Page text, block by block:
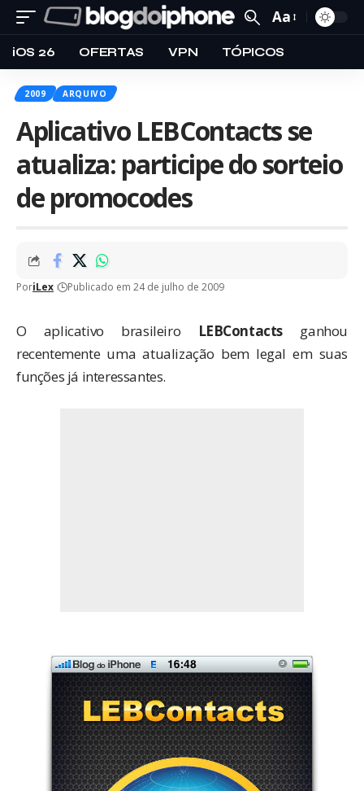
Aa
iOS 26 OFERTAS VPN TÓPICOS
2009 ARQUIVO
Aplicativo LEBContacts se
atualiza: participe do sorteio
de promocodes
PoriLex Publicado em 24 de julho de 2009
O aplicativo brasileiro LEBContacts ganhou
recentemente uma atualização bem legal em suas
funções já interessantes.